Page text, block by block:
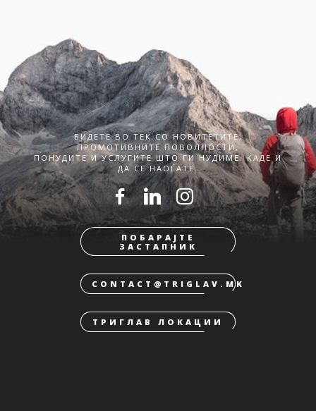
БИДЕТЕ ВО ТЕК СО НОВИТЕТИТЕ,
ПРОМОТИВНИТЕ ПОВОЛНОСТИ,
ПОНУДИТЕ И УСЛУГИТЕ ШТО ГИ НУДИМЕ. КАДЕ И
ДА СЕ НАОЃАТЕ.
ПОБАРАЈТЕ
ЗАСТАПНИК
CONTACT@TRIGLAV.MK
ТРИГЛАВ ЛОКАЦИИ